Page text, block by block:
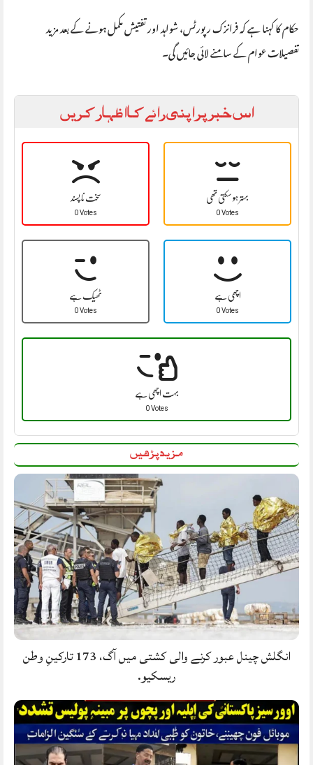
حکام کا کہنا ہے کہ فرانزک رپورٹس، شواہد اور تفتیش مکمل ہونے کے بعد مزید
تفصیلات عوام کے سامنے لائی جائیں گی۔
اس خبر پر اپنی رائے کا اظہار کریں
سخت نا پسند
0 Votes
بہتر ہو سکتی تھی
0 Votes
ٹھیک ہے
0 Votes
اچھی ہے
0 Votes
بہت اچھی ہے
0 Votes
مزید پڑھیں
انگلش چینل عبور کرنے والی کشتی میں آگ، 173 تارکینِ وطن
ریسکیو.